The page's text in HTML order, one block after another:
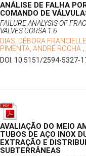
ANÁLISE DE FALHA
COMANDO DE
FAILURE ANALYSIS OF
VALVES CORSA 1.6
DIAS, DÉBORA FRANCIELLE
PIMENTA, ANDRÉ ROCHA ;
DOI: 10.5151/2594-5327-
AVALIAÇÃO DO MEIO
TUBOS DE AÇO INOX
EXTRAÇÃO E
SUBTERRÂNEAS